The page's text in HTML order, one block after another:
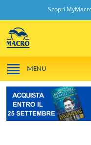
Scopri
MENU